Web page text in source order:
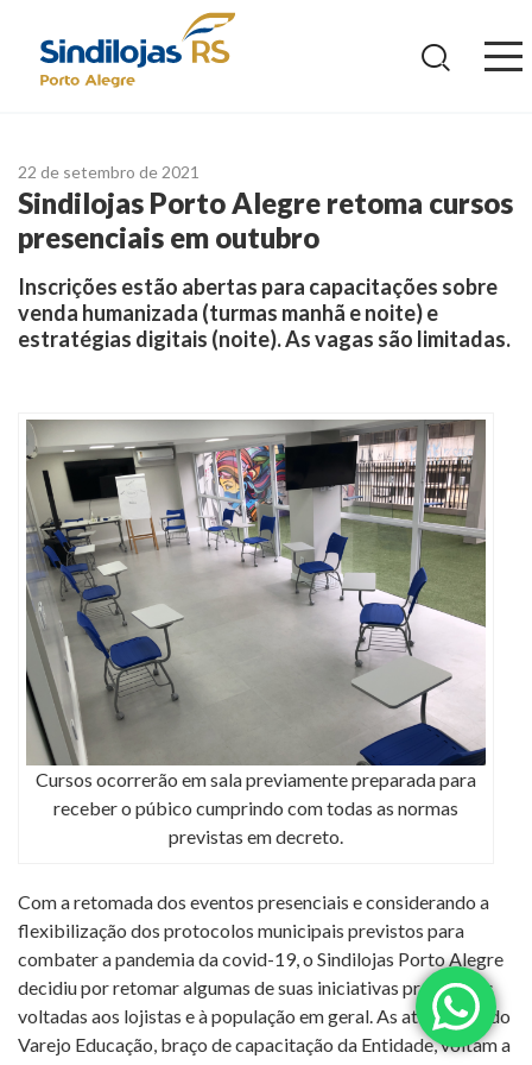
22 de setembro de 2021
Sindilojas Porto Alegre retoma cursos
presenciais em outubro
Inscrições estão abertas para capacitações sobre
venda humanizada (turmas manhã e noite) e
estratégias digitais (noite). As vagas são limitadas.
Cursos ocorrerão em sala previamente preparada para
receber o púbico cumprindo com todas as normas
previstas em decreto.
Com a retomada dos eventos presenciais e considerando a
flexibilização dos protocolos municipais previstos para
combater a pandemia da covid-19, o Sindilojas Porto Alegre
decidiu por retomar algumas de suas iniciativas presenciais
voltadas aos lojistas e à população em geral. As atividades do
Varejo Educação, braço de capacitação da Entidade, voltam a